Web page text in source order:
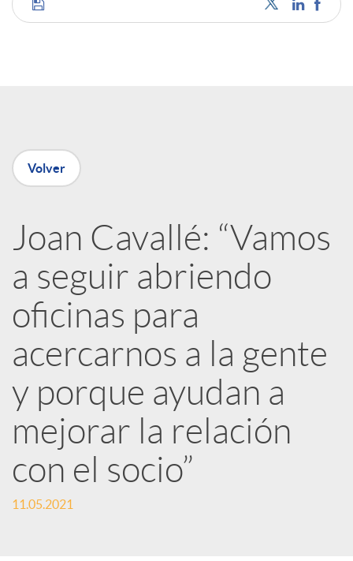
n
o
C
p
a
r
t
i
r
e
Volver
Joan Cavallé: “Vamos
a seguir abriendo
oficinas para
acercarnos a la gente
y porque ayudan a
mejorar la relación
con el socio”
11.05.2021